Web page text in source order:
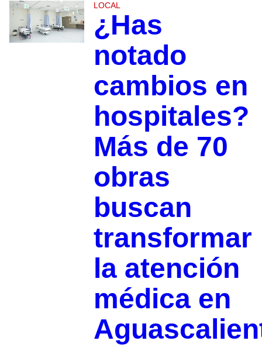
LOCAL
¿Has
notado
cambios en
hospitales?
Más de 70
obras
buscan
transformar
la atención
médica en